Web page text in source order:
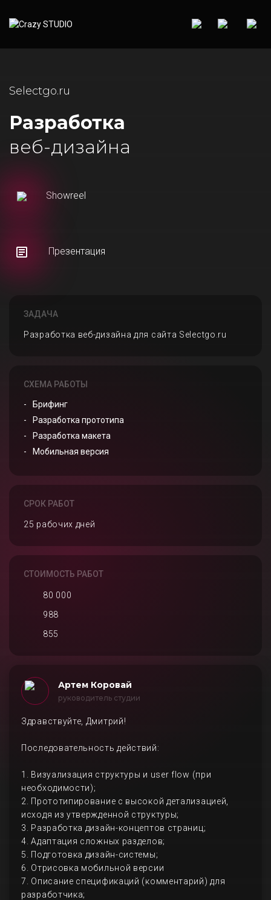
Selectgo.ru
Разработка
веб-дизайна
Showreel
Презентация
ЗАДАЧА
Разработка веб-дизайна для сайта Selectgo.ru
СХЕМА РАБОТЫ
Брифинг
Разработка прототипа
Разработка макета
Мобильная версия
СРОК РАБОТ
25 рабочих дней
СТОИМОСТЬ РАБОТ
80 000
988
855
Артем Коровай
руководитель студии
Здравствуйте, Дмитрий!
Последовательность действий:
1. Визуализация структуры и user flow (при
необходимости);
2. Прототипирование с высокой детализацией,
исходя из утвержденной структуры;
3. Разработка дизайн-концептов страниц;
4. Адаптация сложных разделов;
5. Подготовка дизайн-системы;
6. Отрисовка мобильной версии
7. Описание спецификаций (комментарий) для
разработчика;